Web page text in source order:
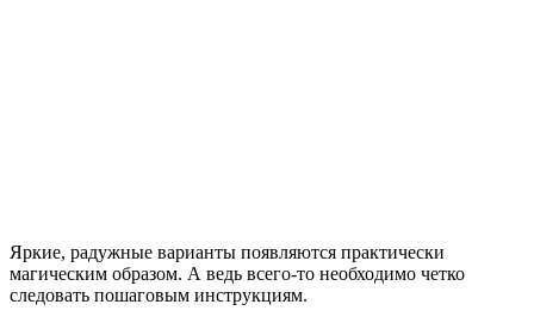
Яркие, радужные варианты появляются практически
магическим образом. А ведь всего-то необходимо четко
следовать пошаговым инструкциям.